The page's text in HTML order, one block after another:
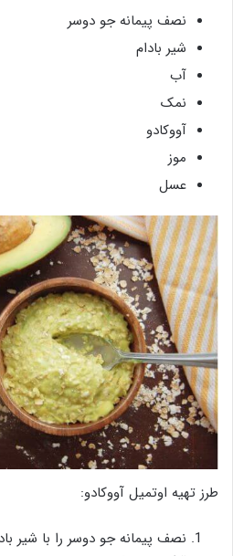
نصف پیمانه جو دوسر
شیر بادام
آب
نمک
آووکادو
موز
عسل
طرز تهیه اوتمیل آووکادو:
نصف پیمانه جو دوسر را با شیر